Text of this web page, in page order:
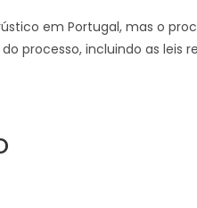
em Portugal, mas o
processo, incluindo as leis